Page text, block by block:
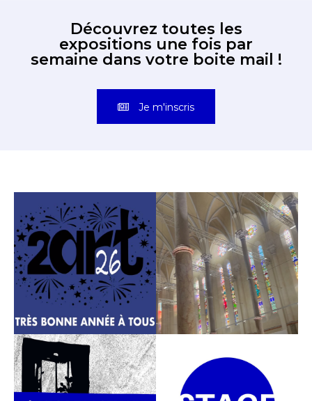
Découvrez toutes les
expositions une fois par
semaine dans votre boite mail !
Je m'inscris